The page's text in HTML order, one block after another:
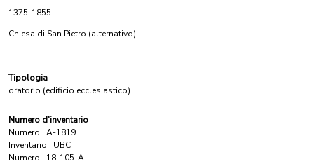
1375-1855
Chiesa di San Pietro (alternativo)
Tipologia
oratorio (edificio ecclesiastico)
Numero d'inventario
Numero: A-1819
Inventario: UBC
Numero: 18-105-A